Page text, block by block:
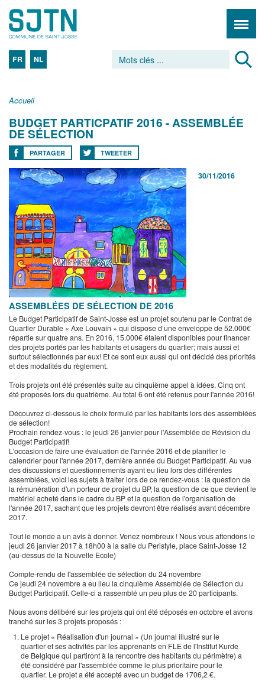
FR NL
Accueil
BUDGET PARTICPATIF 2016 - ASSEMBLÉE
DE SÉLECTION
PARTAGER TWEETER
30/11/2016
ASSEMBLÉES DE SÉLECTION DE 2016
Le Budget Participatif de Saint-Josse est un projet soutenu par le Contrat de
Quartier Durable « Axe Louvain » qui dispose d’une enveloppe de 52.000€
répartie sur quatre ans. En 2016, 15.000€ étaient disponibles pour financer
des projets portés par les habitants et usagers du quartier; mais aussi et
surtout sélectionnés par eux! Et ce sont eux aussi qui ont décidé des priorités
et des modalités du règlement.
Trois projets ont été présentés suite au cinquième appel à idées. Cinq ont
été proposés lors du quatrième. Au total 6 ont été retenus pour l'année 2016!
Découvrez ci-dessous le choix formulé par les habitants lors des assemblées
de sélection!
Prochain rendez-vous : le jeudi 26 janvier pour l'Assemblée de Révision du
Budget Participatif!
L'occasion de faire une évaluation de l'année 2016 et de planifier le
calendrier pour l'année 2017, dernière année du Budget Participatif. Au vue
des discussions et questionnements ayant eu lieu lors des différentes
assemblées, voici les sujets à traiter lors de ce rendez-vous : la question de
la rémunération d'un porteur de projet du BP, la question de ce que devient le
matériel acheté dans le cadre du BP et la question de l'organisation de
l'année 2017, sachant que les projets devront être réalisés avant décembre
2017.
Tout le monde a un avis à donner. Venez nombreux ! Nous vous attendons le
jeudi 26 janvier 2017 à 18h00 à la salle du Peristyle, place Saint-Josse 12
(au-dessus de la Nouvelle Ecole)
Compte-rendu de l'assemblée de sélection du 24 novembre
Ce jeudi 24 novembre a eu lieu la cinquième Assemblée de Sélection du
Budget Participatif. Celle-ci a rassemblé un peu plus de 20 participants.
Nous avons délibéré sur les projets qui ont été déposés en octobre et avons
tranché sur les 3 projets proposés :
Le projet « Réalisation d'un journal » (Un journal illustré sur le
quartier et ses activités par les apprenants en FLE de l'Institut Kurde
de Belgique qui partiront à la rencontre des habitants du périmètre) a
été considéré par l'assemblée comme le plus prioritaire pour le
quartier. Le projet a été accepté avec un budget de 1706,2 €.